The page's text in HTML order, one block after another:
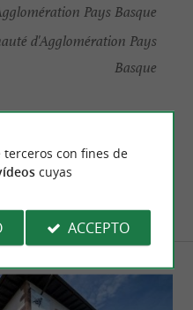
Pays Basque
d'Agglomération Pays
Basque
Degustación
con fines de
cuyas
ACCEPTO